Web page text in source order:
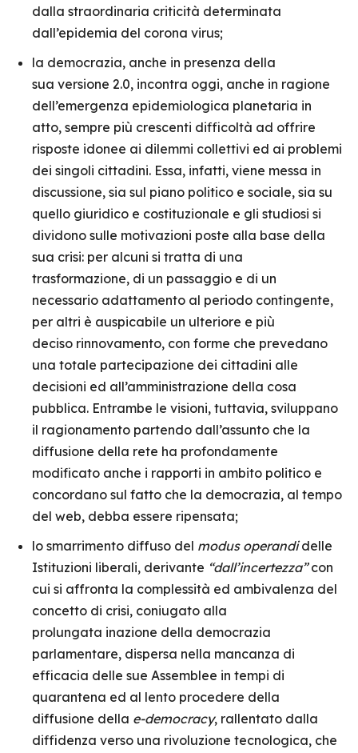
dalla straordinaria criticità determinata
dall’epidemia del corona virus;
la democrazia, anche in presenza della
sua versione 2.0, incontra oggi, anche in ragione
dell’emergenza epidemiologica planetaria in
atto, sempre più crescenti difficoltà ad offrire
risposte idonee ai dilemmi collettivi ed ai problemi
dei singoli cittadini. Essa, infatti, viene messa in
discussione, sia sul piano politico e sociale, sia su
quello giuridico e costituzionale e gli studiosi si
dividono sulle motivazioni poste alla base della
sua crisi: per alcuni si tratta di una
trasformazione, di un passaggio e di un
necessario adattamento al periodo contingente,
per altri è auspicabile un ulteriore e più
deciso rinnovamento, con forme che prevedano
una totale partecipazione dei cittadini alle
decisioni ed all’amministrazione della cosa
pubblica. Entrambe le visioni, tuttavia, sviluppano
il ragionamento partendo dall’assunto che la
diffusione della rete ha profondamente
modificato anche i rapporti in ambito politico e
concordano sul fatto che la democrazia, al tempo
del web, debba essere ripensata;
lo smarrimento diffuso del modus operandidelle
Istituzioni liberali, derivante “dall’incertezza”con
cui si affronta la complessità ed ambivalenza del
concetto di crisi, coniugato alla
prolungata inazione della democrazia
parlamentare, dispersa nella mancanza di
efficacia delle sue Assemblee in tempi di
quarantena ed al lento procedere della
diffusione della e-democracy, rallentato dalla
diffidenza verso una rivoluzione tecnologica, che